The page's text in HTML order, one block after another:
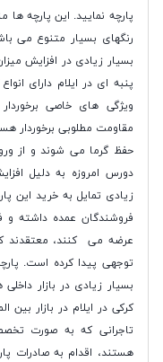
پارچه نمایید. این پارچه
رنگهای بسیار متنوع می
بسیار زیادی در افزایش
پنبه ای در ایلام دارای
ویژگی های خاصی
مقاومت مطلوبی برخوردار
حفظ گرما می شوند و از
دورس امروزه به دلیل
زیادی تمایل به خرید این
فروشندگان عمده داشته و
عرضه می کنند، معتقدند
توجهی پیدا کرده است.
بسیار زیادی در بازار
کرکی در ایلام در بازار
تاجرانی که به صورت
هستند، اقدام به صادرات